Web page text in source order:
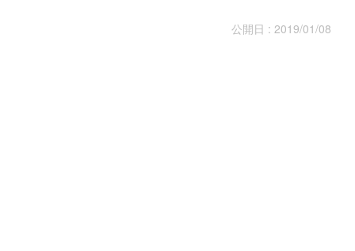
公開日 : 2019/01/08